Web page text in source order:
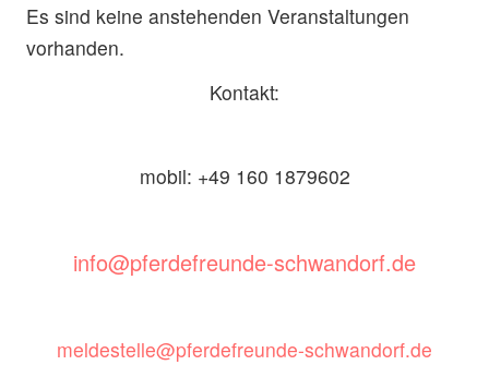
Es sind keine anstehenden Veranstaltungen
vorhanden.
Kontakt:
mobil: +49 160 1879602
info@pferdefreunde-schwandorf.de
meldestelle@pferdefreunde-schwandorf.de